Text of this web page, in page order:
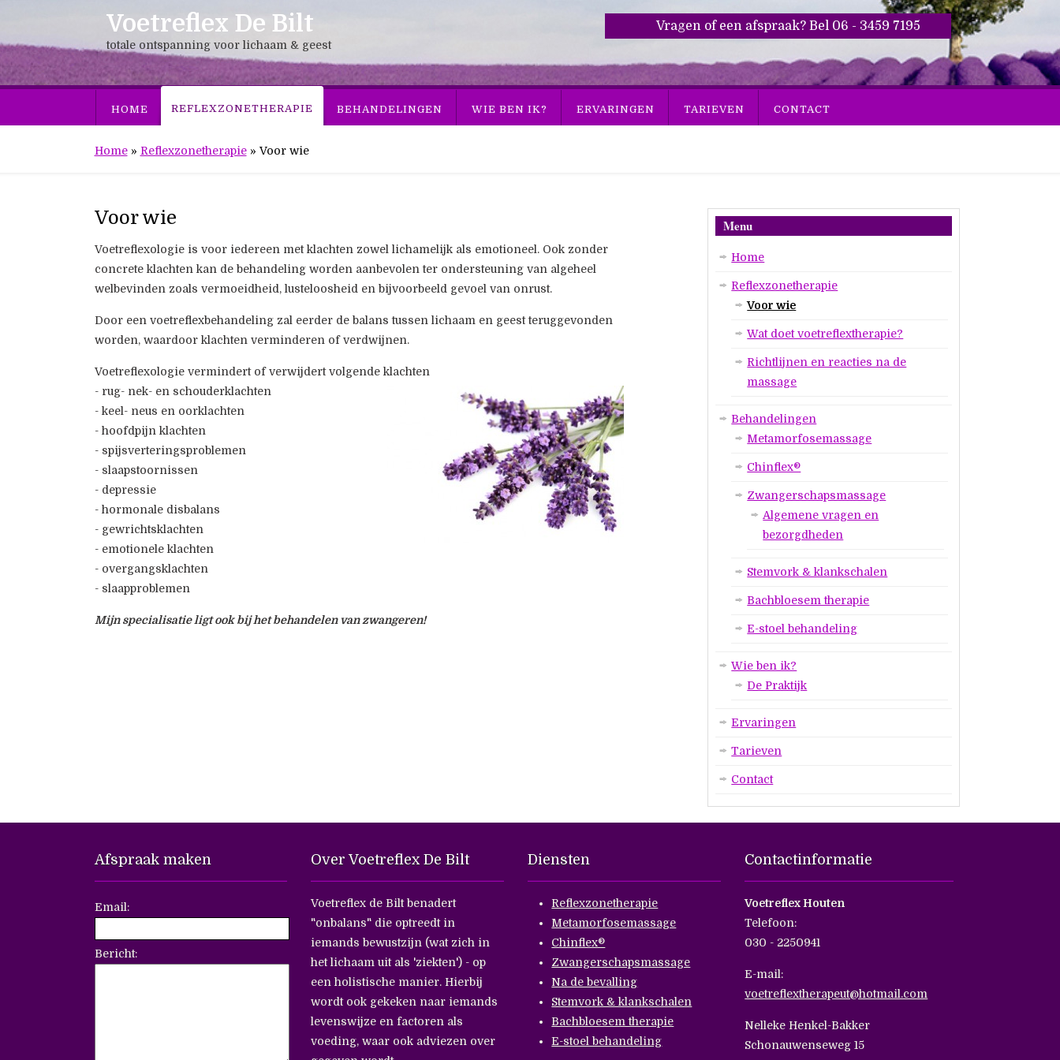
Voetreflex De Bilt
totale ontspanning voor lichaam & geest
Vragen of een afspraak? Bel 06 - 3459 7195
HOME REFLEXZONETHERAPIE BEHANDELINGEN WIE BEN IK? ERVARINGEN TARIEVEN CONTACT
Home» Reflexzonetherapie» Voor wie
Voor wie
Voetreflexologie is voor iedereen met klachten zowel lichamelijk als emotioneel. Ook zonder
concrete klachten kan de behandeling worden aanbevolen ter ondersteuning van algeheel
welbevinden zoals vermoeidheid, lusteloosheid en bijvoorbeeld gevoel van onrust.
Door een voetreflexbehandeling zal eerder de balans tussen lichaam en geest teruggevonden
worden, waardoor klachten verminderen of verdwijnen.
Voetreflexologie vermindert of verwijdert volgende klachten
- rug- nek- en schouderklachten
- keel- neus en oorklachten
- hoofdpijn klachten
- spijsverteringsproblemen
- slaapstoornissen
- depressie
- hormonale disbalans
- gewrichtsklachten
- emotionele klachten
- overgangsklachten
- slaapproblemen
Mijn specialisatie ligt ook bij het behandelen van zwangeren!
Menu
Home
Reflexzonetherapie
Voor wie
Wat doet voetreflextherapie?
Richtlijnen en reacties na de
massage
Behandelingen
Metamorfosemassage
Chinflex®
Zwangerschapsmassage
Algemene vragen en
bezorgdheden
Stemvork & klankschalen
Bachbloesem therapie
E-stoel behandeling
Wie ben ik?
De Praktijk
Ervaringen
Tarieven
Contact
Afspraak maken
Email:
Bericht:
Over Voetreflex De Bilt
Voetreflex de Bilt benadert
"onbalans" die optreedt in
iemands bewustzijn (wat zich in
het lichaam uit als 'ziekten') - op
een holistische manier. Hierbij
wordt ook gekeken naar iemands
levenswijze en factoren als
voeding, waar ook adviezen over
Diensten
Reflexzonetherapie
Metamorfosemassage
Chinflex®
Zwangerschapsmassage
Na de bevalling
Stemvork & klankschalen
Bachbloesem therapie
E-stoel behandeling
Contactinformatie
Voetreflex Houten
Telefoon:
030 - 2250941
E-mail:
voetreflextherapeut@hotmail.com
Nelleke Henkel-Bakker
Schonauwenseweg 15